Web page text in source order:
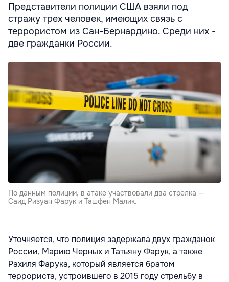
Представители полиции США взяли под
стражу трех человек, имеющих связь с
террористом из Сан-Бернардино. Среди них -
две гражданки России.
По данным полиции, в атаке участвовали два стрелка —
Саид Ризуан Фарук и Ташфен Малик.
Уточняется, что полиция задержала двух гражданок
России, Марию Черных и Татьяну Фарук, а также
Рахиля Фарука, который является братом
террориста, устроившего в 2015 году стрельбу в